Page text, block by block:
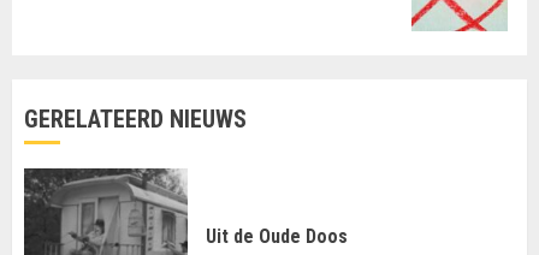
GERELATEERD NIEUWS
Uit de Oude Doos